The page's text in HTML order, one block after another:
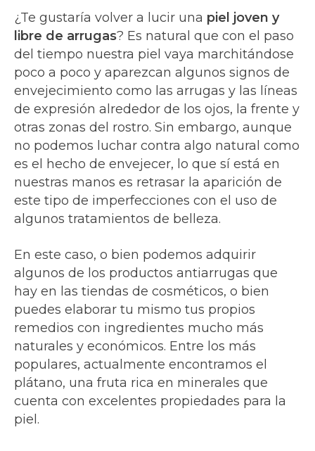
¿Te gustaría volver a lucir una piel joven y
libre de arrugas? Es natural que con el paso
del tiempo nuestra piel vaya marchitándose
poco a poco y aparezcan algunos signos de
envejecimiento como las arrugas y las líneas
de expresión alrededor de los ojos, la frente y
otras zonas del rostro. Sin embargo, aunque
no podemos luchar contra algo natural como
es el hecho de envejecer, lo que sí está en
nuestras manos es retrasar la aparición de
este tipo de imperfecciones con el uso de
algunos tratamientos de belleza.
En este caso, o bien podemos adquirir
algunos de los productos antiarrugas que
hay en las tiendas de cosméticos, o bien
puedes elaborar tu mismo tus propios
remedios con ingredientes mucho más
naturales y económicos. Entre los más
populares, actualmente encontramos el
plátano, una fruta rica en minerales que
cuenta con excelentes propiedades para la
piel.